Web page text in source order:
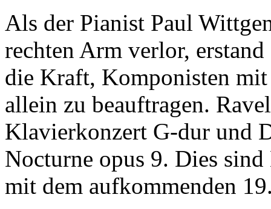
Als der Pianist Paul
rechten Arm verlor,
die Kraft, Komponisten
allein zu beauftragen.
Klavierkonzert G-dur und
Nocturne opus 9. Dies
mit dem aufkommenden